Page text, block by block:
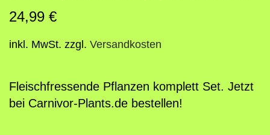
24,99 €
inkl. MwSt. zzgl. Versandkosten
Fleischfressende Pflanzen komplett Set. Jetzt
bei Carnivor-Plants.de bestellen!